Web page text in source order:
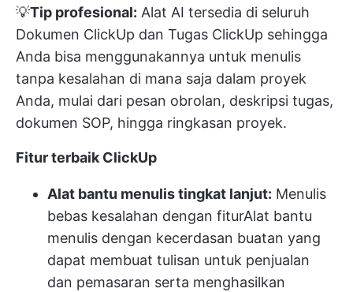
💡Tip profesional: Alat AI tersedia di seluruh
Dokumen ClickUp dan Tugas ClickUp sehingga
Anda bisa menggunakannya untuk menulis
tanpa kesalahan di mana saja dalam proyek
Anda, mulai dari pesan obrolan, deskripsi tugas,
dokumen SOP, hingga ringkasan proyek.
Fitur terbaik ClickUp
Alat bantu menulis tingkat lanjut: Menulis
bebas kesalahan dengan fiturAlat bantu
menulis dengan kecerdasan buatan yang
dapat membuat tulisan untuk penjualan
dan pemasaran serta menghasilkan